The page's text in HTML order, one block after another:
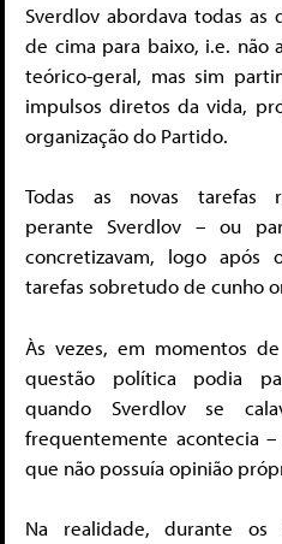
Sverdlov abordava todas as
de cima para baixo, i.e. não
teórico-geral, mas sim
impulsos diretos da vida,
organização do Partido.
Todas as novas tarefas
perante Sverdlov – ou
concretizavam, logo após
tarefas sobretudo de cunho
Às vezes, em momentos
questão política podia
quando Sverdlov se
frequentemente acontecia
que não possuía opinião
Na realidade, durante os